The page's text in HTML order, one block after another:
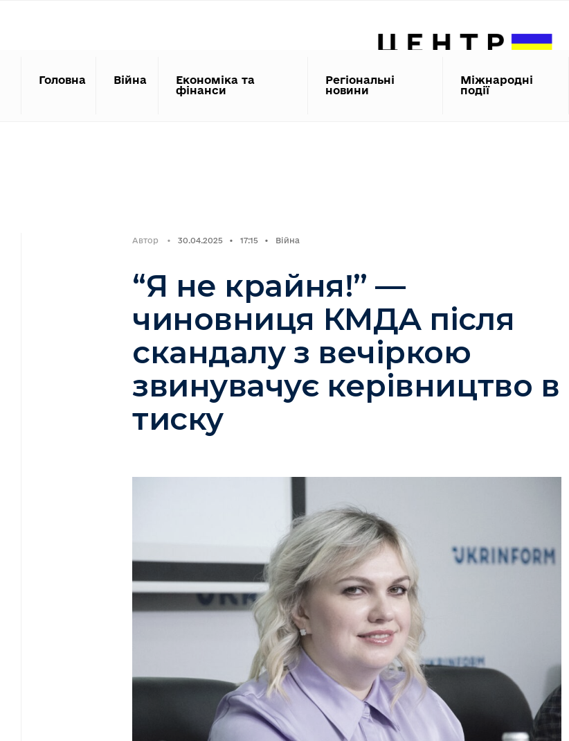
Головна Війна
Економіка та
фінанси
Регіональні
новини
Міжнародні
події
Автор • 30.04.2025 • 17:15 • Війна
“Я не крайня!” —
чиновниця КМДА після
скандалу з вечіркою
звинувачує керівництво в
тиску